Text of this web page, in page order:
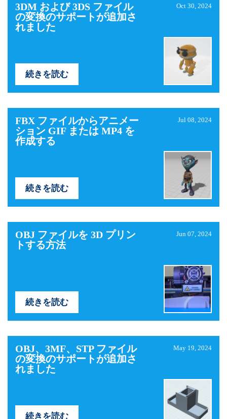
3DM および 3DS ファイル
の変換のサポートが追加さ
れました
Oct 30, 2024
続きを読む
FBX ファイルからアニメー
ション GIF または MP4 を
作成する
Jul 08, 2024
続きを読む
OBJ ファイルを 3D プリン
トする方法
Jun 07, 2024
続きを読む
OBJ、3MF、STP ファイル
の変換のサポートが追加さ
れました
May 19, 2024
続きを読む